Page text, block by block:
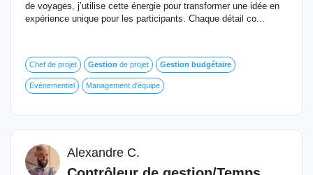
de voyages, j’utilise cette énergie pour transformer une idée en
expérience unique pour les participants. Chaque détail co...
Chef de projet Gestion de projet Gestion budgétaire
Evénementiel Management d'équipe
Alexandre C.